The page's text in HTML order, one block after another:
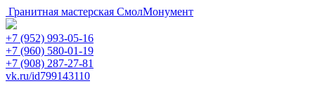
Гранитная мастерская СмолМонумент
+7 (952) 993-05-16
+7 (960) 580-01-19
+7 (908) 287-27-81
vk.ru/id799143110